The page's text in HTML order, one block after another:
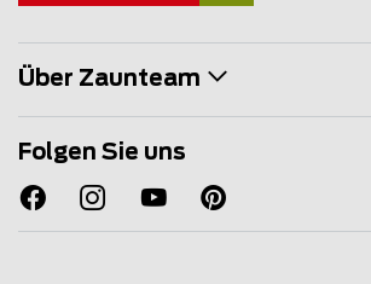
Über Zaunteam
Folgen Sie uns